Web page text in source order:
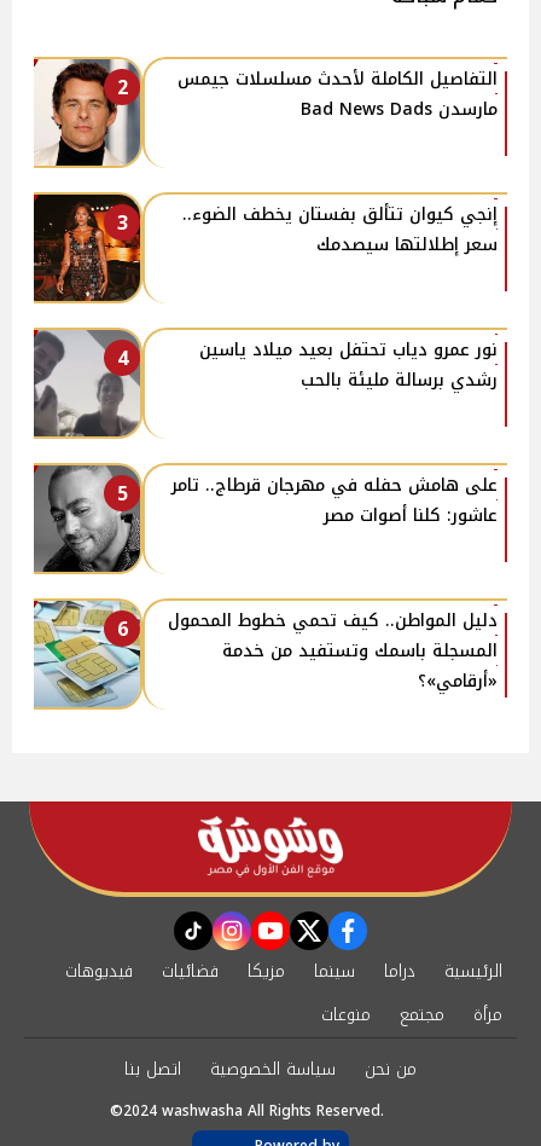
2
التفاصيل الكاملة لأحدث مسلسلات جيمس
مارسدن Bad News Dads
3
إنجي كيوان تتألق بفستان يخطف الضوء..
سعر إطلالتها سيصدمك
4
نور عمرو دياب تحتفل بعيد ميلاد ياسين
رشدي برسالة مليئة بالحب
5
على هامش حفله في مهرجان قرطاج.. تامر
عاشور: كلنا أصوات مصر
6
دليل المواطن.. كيف تحمي خطوط المحمول
المسجلة باسمك وتستفيد من خدمة
«أرقامي»؟
facebook
twitter
youtube
instagram
tiktok
الرئيسية دراما سينما مزيكا فضائيات
فيديوهات
مرأة
مجتمع
منوعات
من نحن
سياسة الخصوصية اتصل بنا
©2024 washwasha All Rights Reserved.